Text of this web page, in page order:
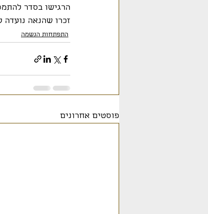
הרגישו בסדר
זכרו שהנאה
התפתחות הנשמה
פוסטים אחרונים